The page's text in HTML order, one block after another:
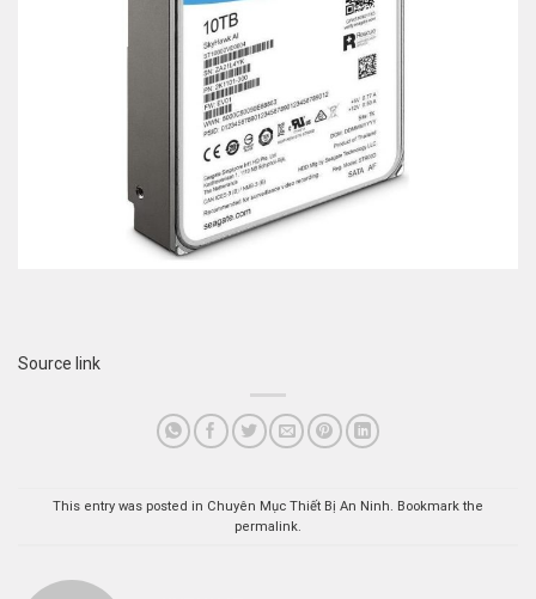
Source link
This entry was posted in Chuyên Mục Thiết Bị An Ninh . Bookmark the
permalink